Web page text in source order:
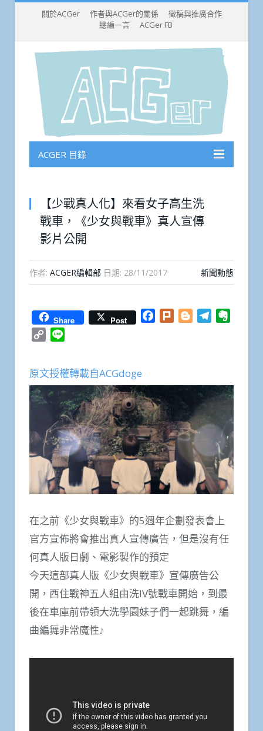
關於ACGer 作者與ACGer的關係
徵稿與推廣合作
總編一言
ACGer FB
ACGER 目錄
【少戰真人化】來看女子高生洗
戰車，《少女與戰車》真人宣傳
影片公開
作者: ACGER編輯部 日期: 28/11/2017 新聞動態
Share Post Facebook
Plurk BloggerTelegram
Copy
原文授權轉載自ACGdoge
在之前《少女與戰車》的5週年企劃發表會上
官方宣佈將會推出真人宣傳廣告，但是沒有任
何真人版日劇、電影製作的預定
今天這部真人版《少女與戰車》宣傳廣告公
開，西住戰神五人組由洗IV號戰車開始，到最
後在車庫前帶領大洗學園妹子們一起跳舞，編
曲編舞非常魔性♪